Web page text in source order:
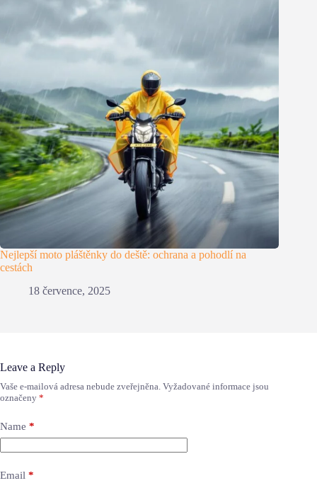
Nejlepší moto pláštěnky do deště: ochrana a pohodlí na
cestách
18 července, 2025
Leave a Reply
Vaše e-mailová adresa nebude zveřejněna. Vyžadované informace jsou
označeny *
Name *
Email *